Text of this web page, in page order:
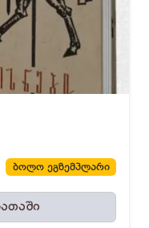
ბოლო ეგზემპლარი